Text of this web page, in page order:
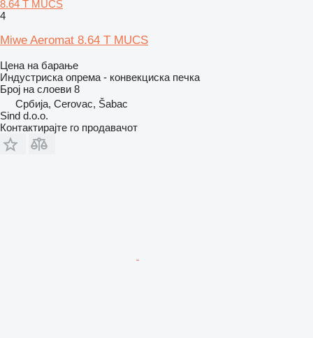
8.64 T MUCS
4
Miwe Aeromat 8.64 T MUCS
Цена на барање
Индустриска опрема - конвекциска печка
Број на слоеви 8
Србија, Cerovac, Šabac
Sind d.o.o.
Контактирајте го продавачот